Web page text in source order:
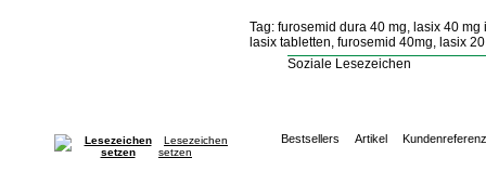
Tag: furosemid dura 40 mg, lasix 40
lasix tabletten, furosemid 40mg, lasix
Soziale Lesezeichen
Lesezeichen
setzen
Bestsellers Artikel